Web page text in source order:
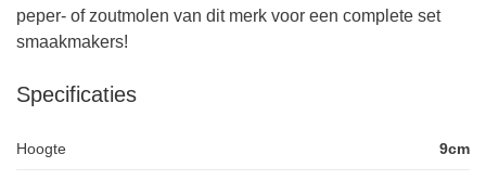
peper- of zoutmolen van dit merk voor een complete set
smaakmakers!
Specificaties
Hoogte 9cm